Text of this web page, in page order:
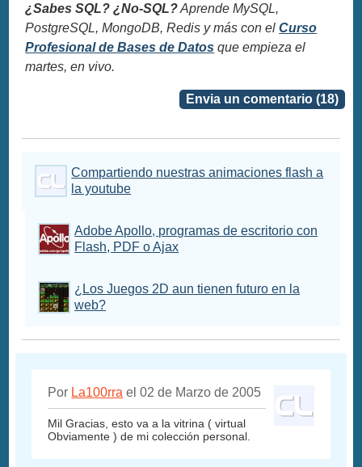
¿Sabes SQL? ¿No-SQL?Aprende MySQL,
PostgreSQL, MongoDB, Redis y más con elCurso
Profesional de Bases de Datos que empieza el
martes, en vivo.
Envia un comentario (18)
Compartiendo nuestras animaciones flash a
la youtube
Adobe Apollo, programas de escritorio con
Flash, PDF o Ajax
¿Los Juegos 2D aun tienen futuro en la
web?
Por La100rra el 02 de Marzo de 2005
Mil Gracias, esto va a la vitrina ( virtual
Obviamente ) de mi colección personal.